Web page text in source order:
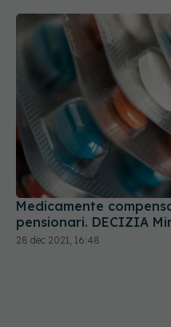
Medicamente
pensionari. DECIZIA
28 dec 2021, 16:48